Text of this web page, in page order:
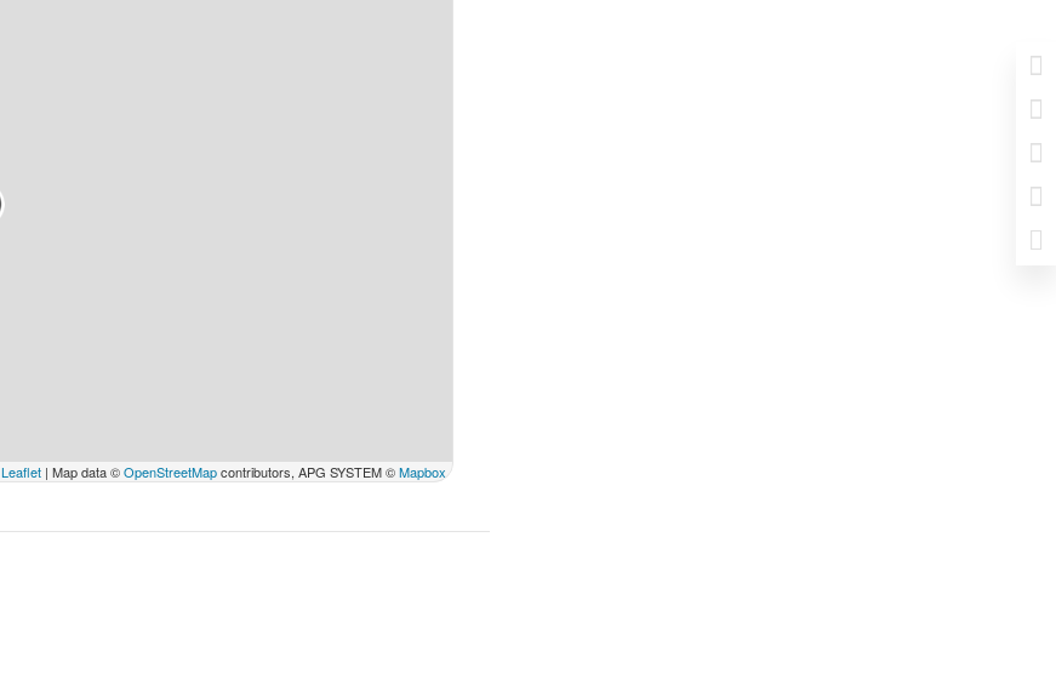
Leaflet | Map data ©OpenStreetMapcontributors, APG SYSTEM ©Mapbox